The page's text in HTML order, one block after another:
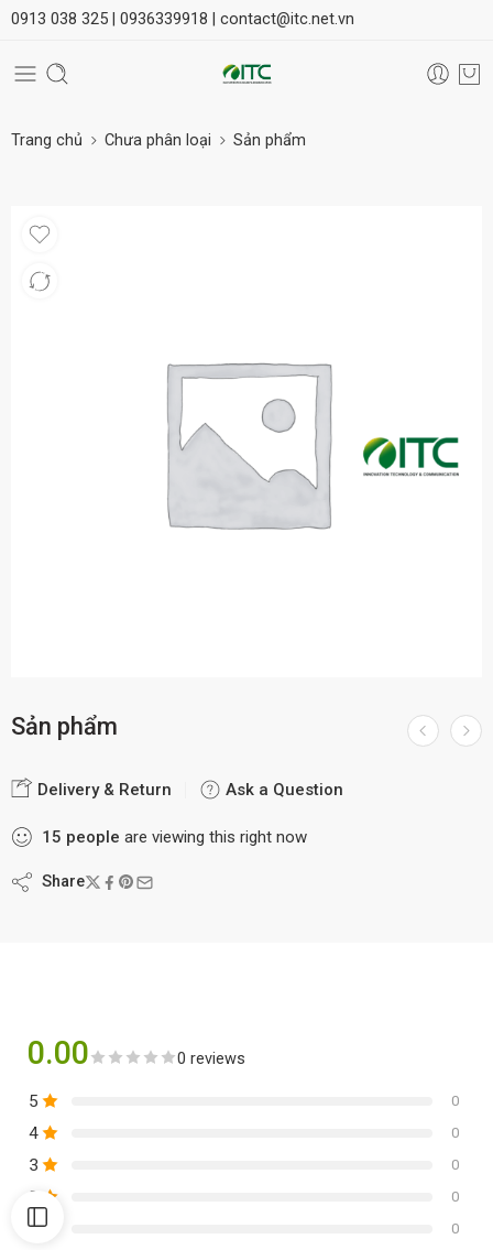
0913 038 325 | 0936339918 | contact@itc.net.vn
Trang chủ Chưa phân loại Sản phẩm
Sản phẩm
Delivery & Return Ask a Question
15 people are viewing this right now
Share
0.00 0 reviews
5 0
4 0
3 0
2 0
1 0